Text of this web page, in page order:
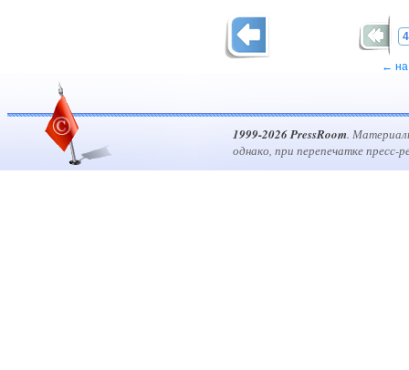
← на
1999-2026 PressRoom.
однако, при перепечатке пресс-